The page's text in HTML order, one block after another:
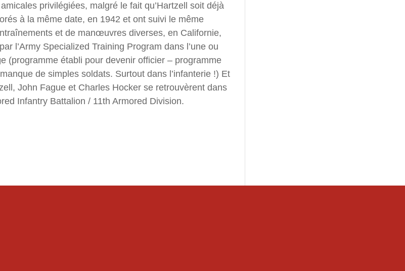
privilégiées, malgré le fait qu’Hartzell soit déjà
à la même date, en 1942 et ont suivi le même
et de manœuvres diverses, en Californie,
l’Army Specialized Training Program dans l’une ou
(programme établi pour devenir officier – programme
de simples soldats. Surtout dans l’infanterie !) Et
John Fague et Charles Hocker se retrouvèrent dans
Infantry Battalion / 11th Armored Division.